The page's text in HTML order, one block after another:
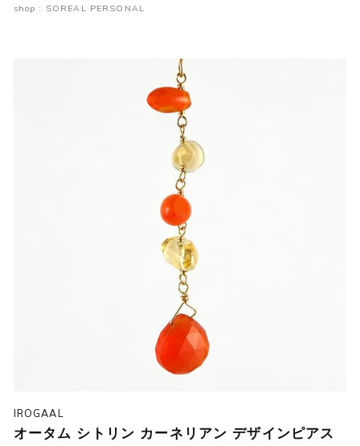
shop : SOREAL PERSONAL
IROGAAL
オータム シトリン カーネリアン デザインピアス